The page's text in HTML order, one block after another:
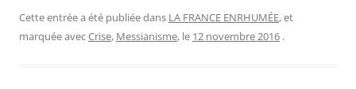
Cette entrée a été publiée dans LA FRANCE ENRHUMÉE, et
marquée avecCrise, Messianisme, le 12 novembre 2016 .